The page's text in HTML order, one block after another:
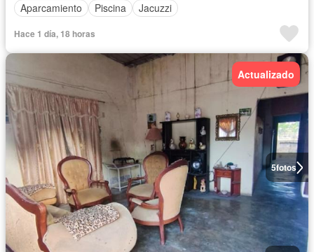
Aparcamiento
Piscina Jacuzzi
Hace 1 día, 18 horas
5fotos
Actualizado